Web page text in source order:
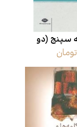
سپنج (دو
جلدی)